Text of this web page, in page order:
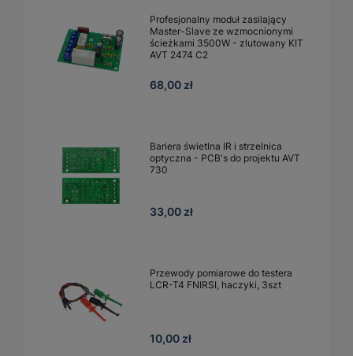
Profesjonalny moduł zasilający
Master-Slave ze wzmocnionymi
ścieżkami 3500W - zlutowany KIT
AVT 2474 C2
68,00 zł
Bariera świetlna IR i strzelnica
optyczna - PCB's do projektu AVT
730
33,00 zł
Przewody pomiarowe do testera
LCR-T4 FNIRSI, haczyki, 3szt
10,00 zł